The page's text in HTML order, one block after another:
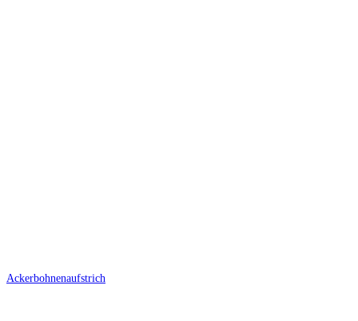
Ackerbohnenaufstrich